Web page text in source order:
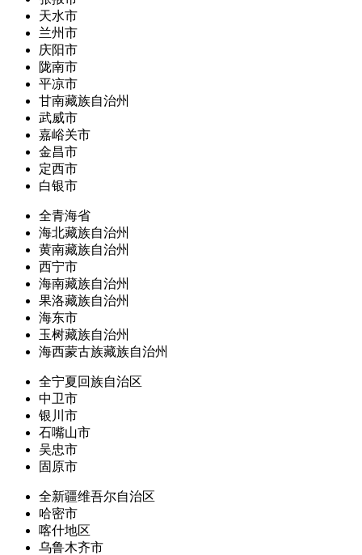
天水市
兰州市
庆阳市
陇南市
平凉市
甘南藏族自治州
武威市
嘉峪关市
金昌市
定西市
白银市
全青海省
海北藏族自治州
黄南藏族自治州
西宁市
海南藏族自治州
果洛藏族自治州
海东市
玉树藏族自治州
海西蒙古族藏族自治州
全宁夏回族自治区
中卫市
银川市
石嘴山市
吴忠市
固原市
全新疆维吾尔自治区
哈密市
喀什地区
乌鲁木齐市